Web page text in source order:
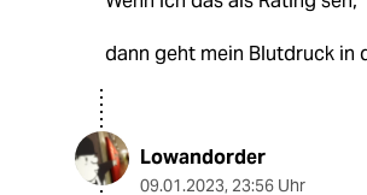
dann geht mein Blutdruck in
Lowandorder
09.01.2023, 23:56 Uhr